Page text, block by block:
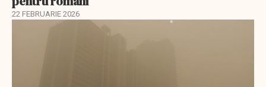
22 FEBRUARIE 2026